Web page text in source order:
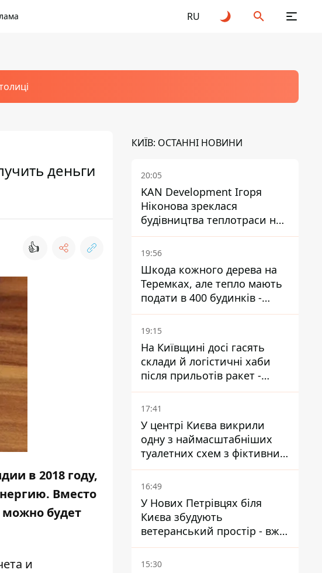
RU
деньги
👍
в 2018 году,
Вместо
можно будет
и
КИЇВ: ОСТАННІ НОВИНИ
20:05
KAN Development Ігоря
Ніконова зреклася
будівництва теплотраси на
Теремках
19:56
Шкода кожного дерева на
Теремках, але тепло мають
подати в 400 будинків -
депутатка Київради
19:15
На Київщині досі гасять
склади й логістичні хаби
після прильотів ракет -
ДСНС
17:41
У центрі Києва викрили
одну з наймасштабніших
туалетних схем з фіктивним
будинком
16:49
У Нових Петрівцях біля
Києва збудують
ветеранський простір - вже
знайшли проєктанта
15:30